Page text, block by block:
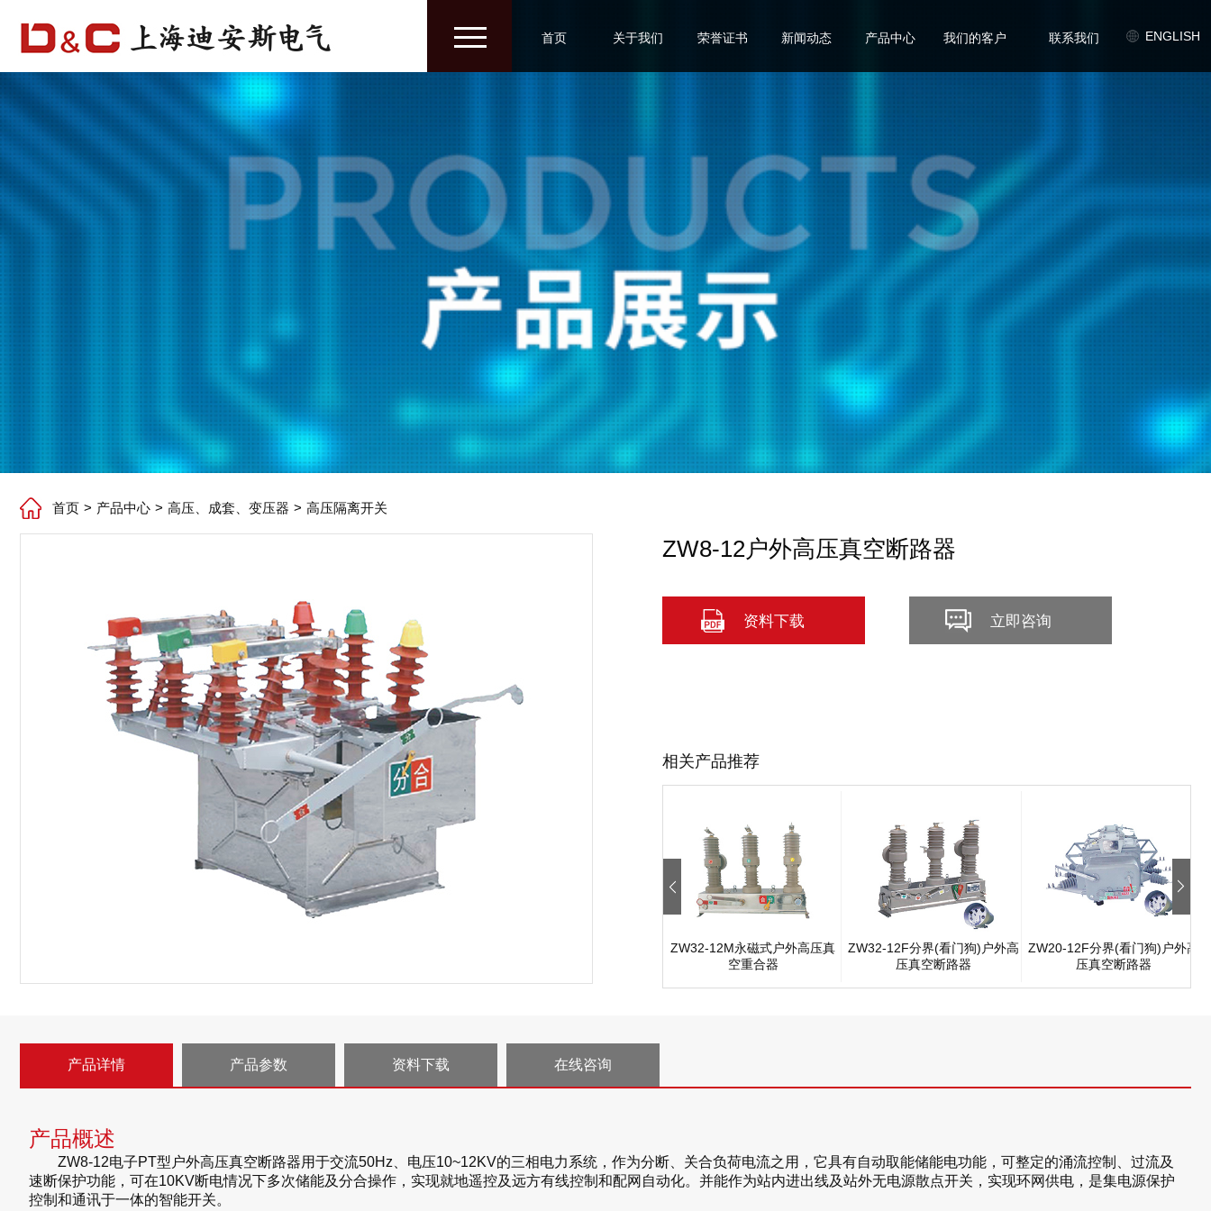
首页 关于我们 荣誉证书 新闻动态 产品中心 我们的客户 联系我们 ENGLISH
首页 > 产品中心 > 高压、成套、变压器 > 高压隔离开关
ZW8-12户外高压真空断路器
资料下载 立即咨询
相关产品推荐
ZW32-12M永磁式户外高压真
空重合器
ZW32-12F分界(看门狗)户外高
压真空断路器
ZW20-12F分界(看门狗)户外高
压真空断路器
产品详情 产品参数 资料下载 在线咨询
产品概述
ZW8-12电子PT型户外高压真空断路器用于交流50Hz、电压10~12KV的三相电力系统，作为分断、关合负荷电流之用，它具有自动取能储能电功能，可整定的涌流控制、过流及
速断保护功能，可在10KV断电情况下多次储能及分合操作，实现就地遥控及远方有线控制和配网自动化。并能作为站内进出线及站外无电源散点开关，实现环网供电，是集电源保护
控制和通讯于一体的智能开关。